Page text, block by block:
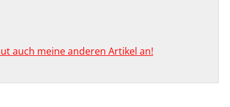
auch meine anderen Artikel an!